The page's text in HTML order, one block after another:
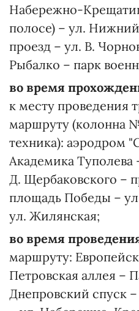
Набережно-
полосе) – ул.
проезд – ул. В.
Рыбалко – парк
во время
к месту проведения
маршруту (колонна
техника): аэродром
Академика Туполева
Д. Щербаковского –
площадь Победы –
ул. Жилянская;
во время
маршруту:
Петровская аллея –
Днепровский спуск